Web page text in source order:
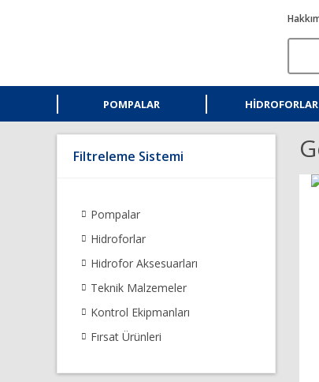
POMPALAR HIDROFORLAR
Filtreleme Sistemi
Pompalar
Hidroforlar
Hidrofor Aksesuarları
Teknik Malzemeler
Kontrol Ekipmanları
Fırsat Ürünleri